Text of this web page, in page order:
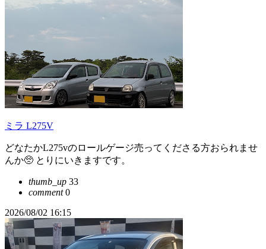
ミラ L275V
どなたかL275vのロールゲージ売ってくださる方おられませ
んか🥺 とりにいきますです。
thumb_up 33
comment0
2026/08/02 16:15